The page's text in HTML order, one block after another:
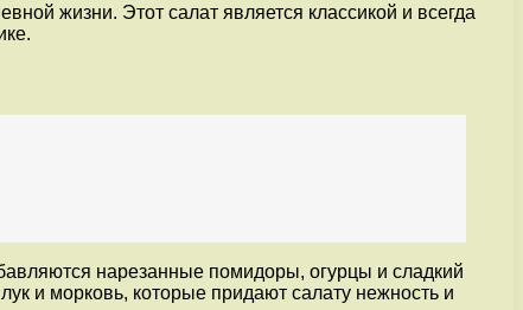
жизни. Этот салат является классикой и всегда
нарезанные помидоры, огурцы и сладкий
и морковь, которые придают салату нежность и